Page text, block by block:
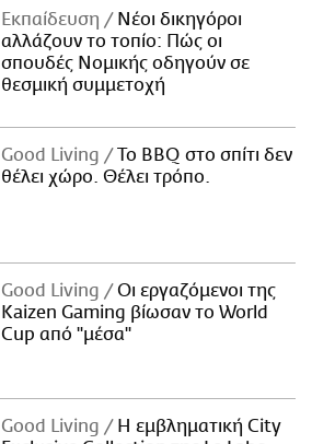
Εκπαίδευση
Νέοι δικηγόροι
αλλάζουν το τοπίο: Πώς οι
σπουδές Νομικής οδηγούν σε
θεσμική συμμετοχή
Good Living
Το BBQ στο σπίτι δεν
θέλει χώρο. Θέλει τρόπο.
Good Living
Οι εργαζόμενοι της
Kaizen Gaming βίωσαν το World
Cup από "μέσα"
Good Living
Η εμβληματική City